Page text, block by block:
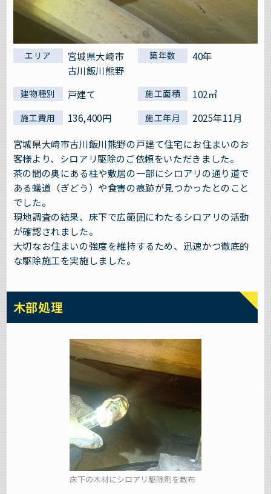
エリア
宮城県大崎市
古川飯川熊野
築年数 40年
建物種別 戸建て 施工面積 102㎡
施工費用 136,400円 施工年月
2025年11月
宮城県大崎市古川飯川熊野の戸建て住宅にお住まいのお
客様より、シロアリ駆除のご依頼をいただきました。
茶の間の奥にある柱や敷居の一部にシロアリの通り道で
ある蟻道（ぎどう）や食害の痕跡が見つかったとのこと
でした。
現地調査の結果、床下で広範囲にわたるシロアリの活動
が確認されました。
大切なお住まいの強度を維持するため、迅速かつ徹底的
な駆除施工を実施しました。
木部処理
床下の木材にシロアリ駆除剤を散布